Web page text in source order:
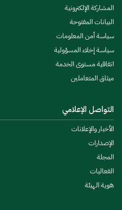
المشاركة الإلكترونية
البيانات المفتوحة
سياسة أمن المعلومات
سياسة إخلاء المسؤولية
اتفاقية مستوى الخدمة
ميثاق المتعاملين
التواصل الإعلامي
الأخبار والإعلانات
الإصدارات
المجلة
الفعاليات
هوية الهيئة